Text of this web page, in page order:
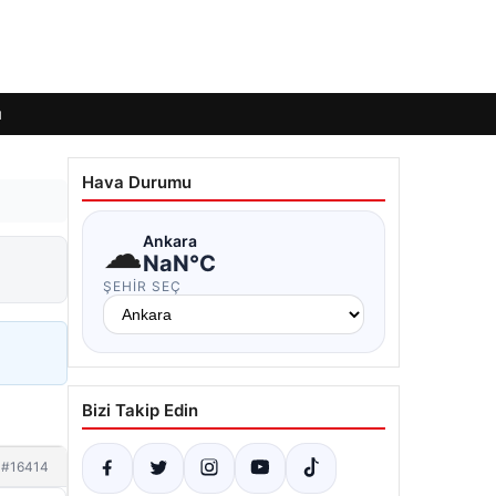
#16414
Hava Durumu
☁Ankara
NaN°C
ŞEHIR SEÇ
Bizi Takip Edin